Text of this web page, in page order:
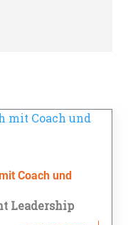
Coach und
Leadership